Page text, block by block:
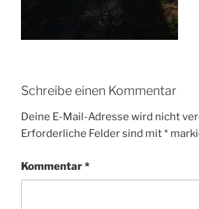
Schreibe einen Kommentar
Deine E-Mail-Adresse wird nicht
Erforderliche Felder sind mit*
Kommentar*